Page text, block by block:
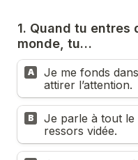
1. Quand tu entres
monde, tu…
A
Je me fonds
attirer l’attention.
B
Je parle à tout le
ressors vidée.